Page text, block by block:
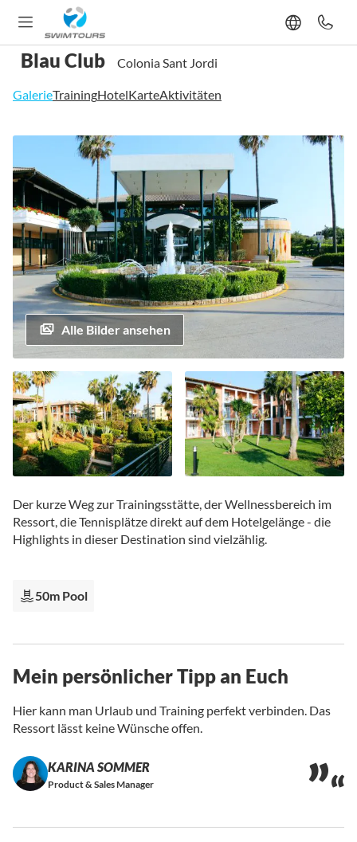
Blau Club Colonia Sant Jordi
GalerieTrainingHotelKarteAktivitäten
der
Bildgalerie
springen
Alle Bilder ansehen
Anfang
der
Bildgalerie
Der kurze Weg zur Trainingsstätte, der Wellnessbereich im
Ressort, die Tennisplätze direkt auf dem Hotelgelänge - die
Highlights in dieser Destination sind vielzählig.
50m Pool
Mein persönlicher Tipp an Euch
Hier kann man Urlaub und Training perfekt verbinden. Das
Ressort lässt keine Wünsche offen.
KARINA SOMMER
Product & Sales Manager